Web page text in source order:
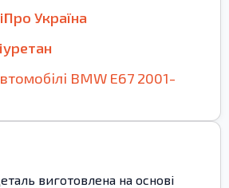
Україна
BMW E67 2001-
виготовлена на основі